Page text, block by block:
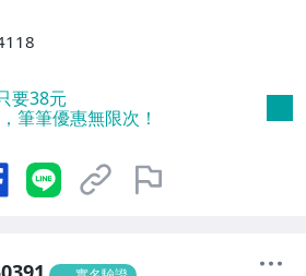
要38元
筆筆優惠無限次！